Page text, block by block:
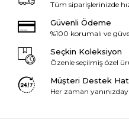
Tüm siparişlerinizde
Güvenli Ödeme
%100 korumalı ve
Seçkin Koleksiyon
Özenle seçilmiş özel
Müşteri Destek
Her zaman